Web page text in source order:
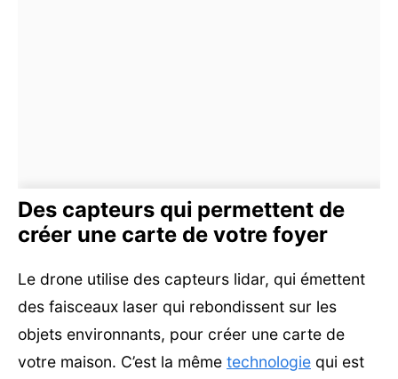
Des capteurs qui permettent de
créer une carte de votre foyer
Le drone utilise des capteurs lidar, qui émettent
des faisceaux laser qui rebondissent sur les
objets environnants, pour créer une carte de
votre maison. C’est la même technologie qui est